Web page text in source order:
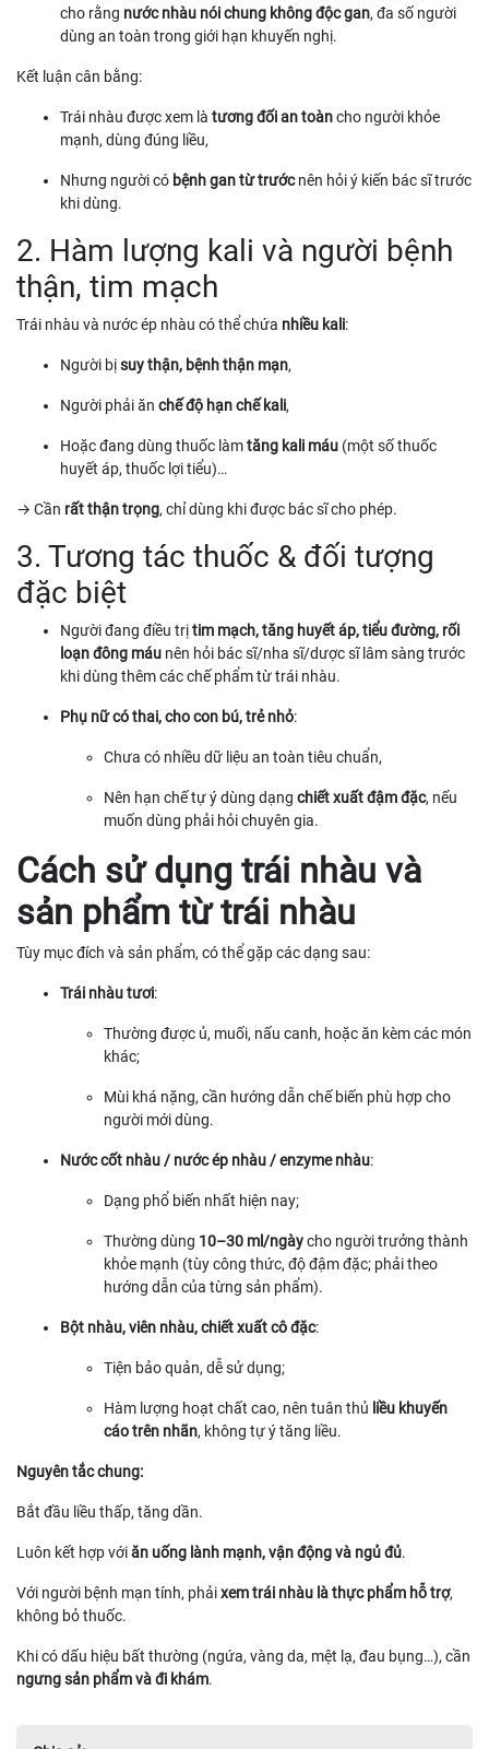
cho rằng nước nhàu nói chung không độc gan, đa số người
dùng an toàn trong giới hạn khuyến nghị.
Kết luận cân bằng:
Trái nhàu được xem là tương đối an toàncho người khỏe
mạnh, dùng đúng liều,
Nhưng người có bệnh gan từ trướcnên hỏi ý kiến bác sĩ trước
khi dùng.
2. Hàm lượng kali và người bệnh
thận, tim mạch
Trái nhàu và nước ép nhàu có thể chứa nhiều kali:
Người bịsuy thận, bệnh thận mạn,
Người phải ăn chế độ hạn chế kali,
Hoặc đang dùng thuốc làmtăng kali máu (một số thuốc
huyết áp, thuốc lợi tiểu)…
→ Cần rất thận trọng, chỉ dùng khi được bác sĩ cho phép.
3. Tương tác thuốc & đối tượng
đặc biệt
Người đang điều trịtim mạch, tăng huyết áp, tiểu đường, rối
loạn đông máu nên hỏi bác sĩ/nha sĩ/dược sĩ lâm sàng trước
khi dùng thêm các chế phẩm từ trái nhàu.
Phụ nữ có thai, cho con bú, trẻ nhỏ:
Chưa có nhiều dữ liệu an toàn tiêu chuẩn,
Nên hạn chế tự ý dùng dạng chiết xuất đậm đặc, nếu
muốn dùng phải hỏi chuyên gia.
Cách sử dụng trái nhàu và
sản phẩm từ trái nhàu
Tùy mục đích và sản phẩm, có thể gặp các dạng sau:
Trái nhàu tươi:
Thường được ủ, muối, nấu canh, hoặc ăn kèm các món
khác;
Mùi khá nặng, cần hướng dẫn chế biến phù hợp cho
người mới dùng.
Nước cốt nhàu / nước ép nhàu / enzyme nhàu:
Dạng phổ biến nhất hiện nay;
Thường dùng 10–30 ml/ngàycho người trưởng thành
khỏe mạnh (tùy công thức, độ đậm đặc; phải theo
hướng dẫn của từng sản phẩm).
Bột nhàu, viên nhàu, chiết xuất cô đặc:
Tiện bảo quản, dễ sử dụng;
Hàm lượng hoạt chất cao, nên tuân thủ liều khuyến
cáo trên nhãn, không tự ý tăng liều.
Nguyên tắc chung:
Bắt đầu liều thấp, tăng dần.
Luôn kết hợp vớiăn uống lành mạnh, vận động và ngủ đủ.
Với người bệnh mạn tính, phảixem trái nhàu là thực phẩm hỗ trợ,
không bỏ thuốc.
Khi có dấu hiệu bất thường (ngứa, vàng da, mệt lạ, đau bụng…), cần
ngưng sản phẩm và đi khám.